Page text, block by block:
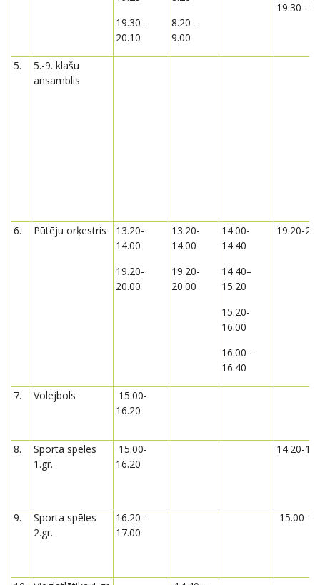
19.30-
20.10
8.20 -
9.00
19.30-
5.
5.-9. klašu
ansamblis
6. Pūtēju orķestris
13.20-
14.00
19.20-
20.00
13.20-
14.00
19.20-
20.00
14.00-
14.40
14.40–
15.20
15.20-
16.00
16.00 –
16.40
19.20-
7. Volejbols
15.00-
16.20
8.
Sporta spēles
1.gr.
15.00-
16.20
14.20-
9.
Sporta spēles
2.gr.
16.20-
17.00
15.00-